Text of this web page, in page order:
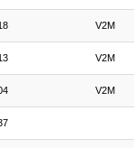
V2M
V2M
V2M